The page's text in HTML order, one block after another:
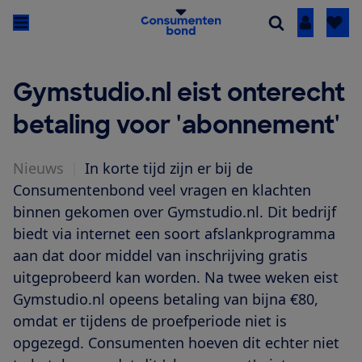
Inloggen
Gymstudio.nl eist onterecht
betaling voor 'abonnement'
Nieuws
In korte tijd zijn er bij de
Consumentenbond veel vragen en klachten
binnen gekomen over Gymstudio.nl. Dit bedrijf
biedt via internet een soort afslankprogramma
aan dat door middel van inschrijving gratis
uitgeprobeerd kan worden. Na twee weken eist
Gymstudio.nl opeens betaling van bijna €80,
omdat er tijdens de proefperiode niet is
opgezegd. Consumenten hoeven dit echter niet